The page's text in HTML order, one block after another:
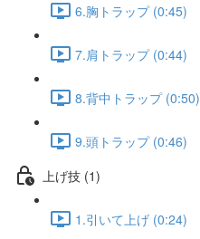
6.胸トラップ (0:45)
7.肩トラップ (0:44)
8.背中トラップ (0:50)
9.頭トラップ (0:46)
上げ技 (1)
1.引いて上げ (0:24)